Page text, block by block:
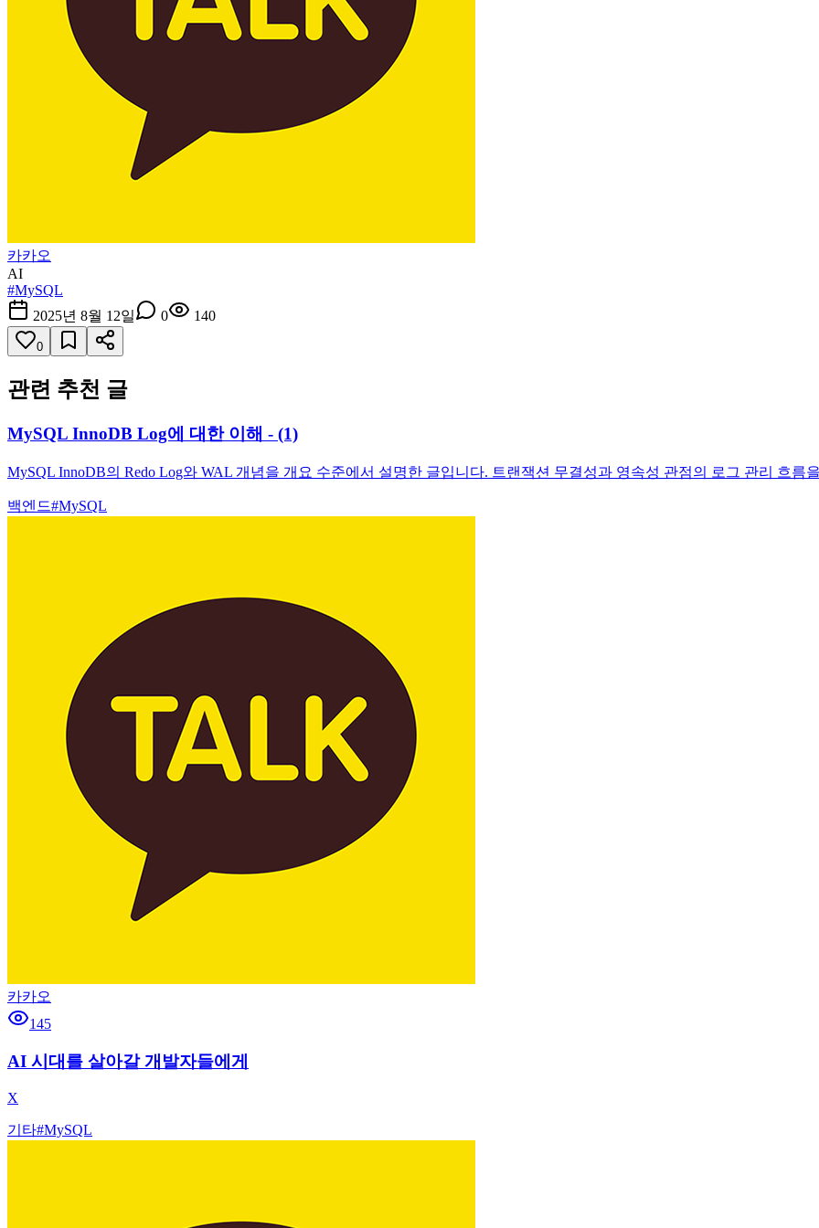
카카오
AI
#MySQL
2025년 8월 12일
0 140
0
관련 추천 글
MySQL InnoDB Log에 대한 이해 - (1)
MySQL InnoDB의 Redo Log와 WAL 개념을 개요 수준에서 설명한 글입니다. 트랜잭션 무결성과 영속성 관점의 로그 관리 흐름
백엔드#MySQL
카카오
145
AI 시대를 살아갈 개발자들에게
X
기타#MySQL